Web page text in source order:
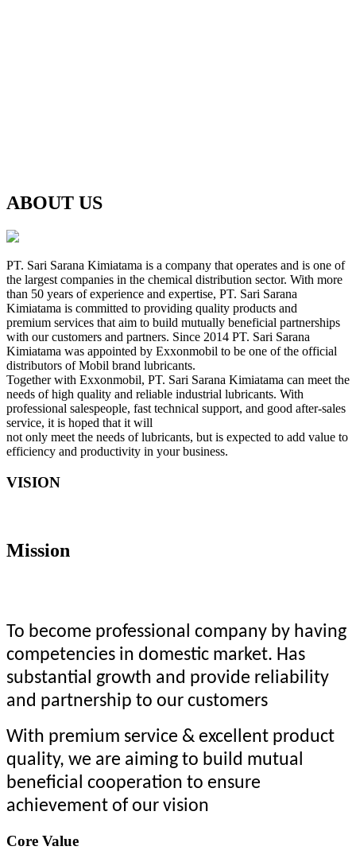
ABOUT US
PT. Sari Sarana Kimiatama is a company that operates and is one of
the largest companies in the chemical distribution sector. With more
than 50 years of experience and expertise, PT. Sari Sarana
Kimiatama is committed to providing quality products and
premium services that aim to build mutually beneficial partnerships
with our customers and partners. Since 2014 PT. Sari Sarana
Kimiatama was appointed by Exxonmobil to be one of the official
distributors of Mobil brand lubricants.
Together with Exxonmobil, PT. Sari Sarana Kimiatama can meet the
needs of high quality and reliable industrial lubricants. With
professional salespeople, fast technical support, and good after-sales
service, it is hoped that it will
not only meet the needs of lubricants, but is expected to add value to
efficiency and productivity in your business.
VISION
Mission
To become professional company by having
competencies in domestic market. Has
substantial growth and provide reliability
and partnership to our customers
With premium service & excellent product
quality, we are aiming to build mutual
beneficial cooperation to ensure
achievement of our vision
Core Value